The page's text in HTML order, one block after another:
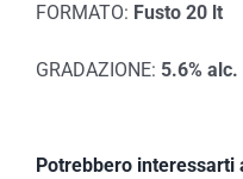
FORMATO: Fusto 20 lt
GRADAZIONE: 5.6% alc.
Potrebbero interessarti